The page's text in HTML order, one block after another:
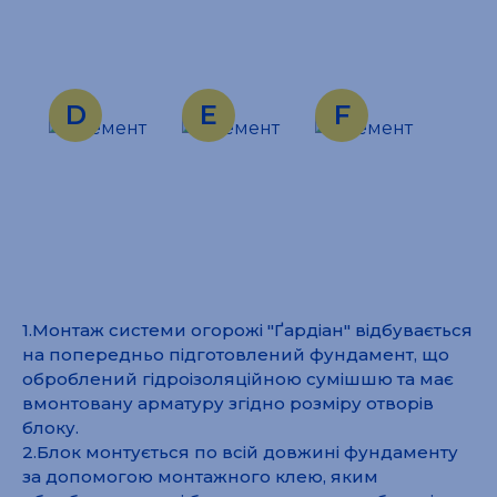
1.Монтаж системи огорожі "Ґардіан" відбувається
на попередньо підготовлений фундамент, що
оброблений гідроізоляційною сумішшю та має
вмонтовану арматуру згідно розміру отворів
блоку.
2.Блок монтується по всій довжині фундаменту
за допомогою монтажного клею, яким